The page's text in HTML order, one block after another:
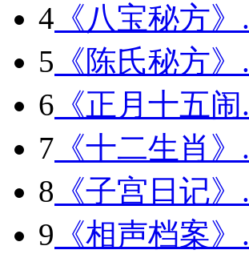
4 《八宝秘方》
5 《陈氏秘方》
6 《正月十五闹
7 《十二生肖》
8 《子宫日记》
9 《相声档案》